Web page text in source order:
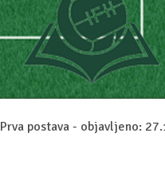
Prva postava - objavljeno: